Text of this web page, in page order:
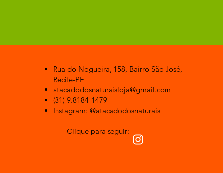
Rua do Nogueira, 158, Bairro São José,
Recife-PE
atacadodosnaturaisloja@gmail.com
(81) 9.8184-1479
Instagram: @atacadodosnaturais
Clique para seguir: